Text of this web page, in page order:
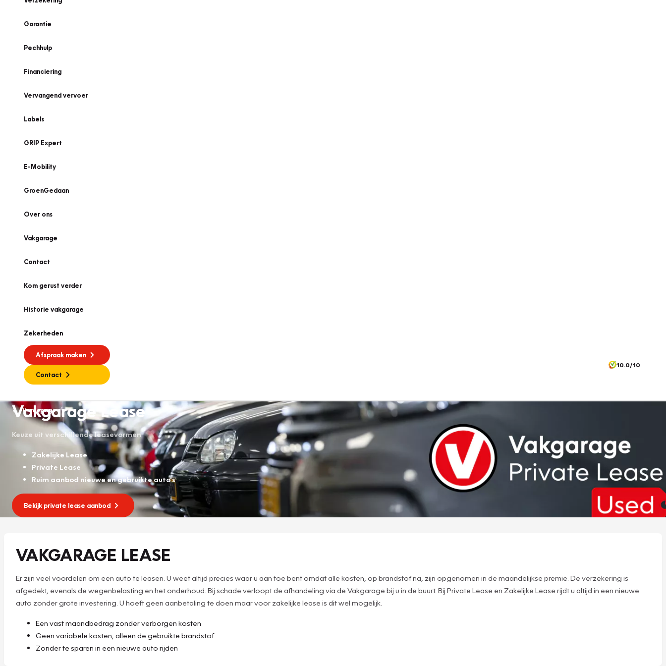
Garantie
Pechhulp
Financiering
Vervangend vervoer
Labels
GRIP Expert
E-Mobility
GroenGedaan
Over ons
Vakgarage
Contact
Kom gerust verder
Historie vakgarage
Zekerheden
Afspraak maken
Contact
10.0/10
Homepage
Vakgarage Lease
Keuze uit verschillende leasevormen
Zakelijke Lease
Private Lease
Ruim aanbod nieuwe en gebruikte auto's
Bekijk private lease aanbod
VAKGARAGE LEASE
Er zijn veel voordelen om een auto te leasen. U weet altijd precies waar u aan toe bent omdat alle kosten, op brandstof na, zijn opgenomen in de maandelijkse premie. De verzekering is
afgedekt, evenals de wegenbelasting en het onderhoud. Bij schade verloopt de afhandeling via de Vakgarage bij u in de buurt. Bij Private Lease en Zakelijke Lease rijdt u altijd in een nieuwe
auto zonder grote investering. U hoeft geen aanbetaling te doen maar voor zakelijke lease is dit wel mogelijk.
Een vast maandbedrag zonder verborgen kosten
Geen variabele kosten, alleen de gebruikte brandstof
Zonder te sparen in een nieuwe auto rijden